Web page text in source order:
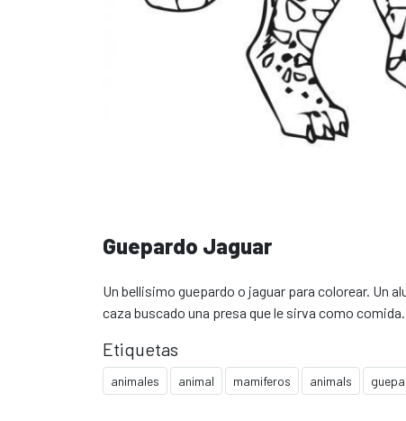
Guepardo Jaguar
Un bellisimo guepardo o jaguar para colorear. Un
caza buscado una presa que le sirva como comida.
Etiquetas
animales animal mamiferos animals